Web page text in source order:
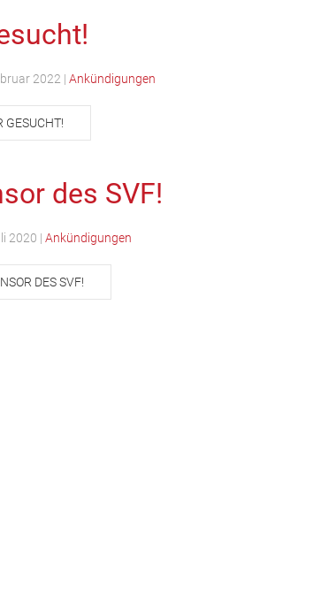
2022 | Ankündigungen
GESUCHT!
des SVF!
2020 | Ankündigungen
DES SVF!